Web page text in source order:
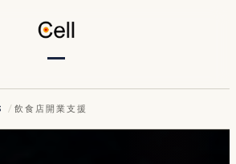
飲食店開業支援